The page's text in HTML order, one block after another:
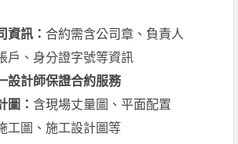
資訊：合約需含公司章、負責人
戶、身分證字號等資訊
設計師保證合約服務
圖： 含現場丈量圖、平面配置
工圖、施工設計圖等